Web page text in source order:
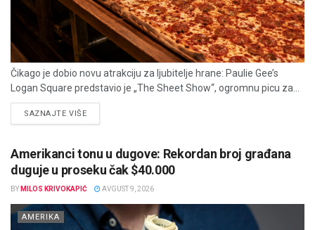
Čikago je dobio novu atrakciju za ljubitelje hrane: Paulie Gee’s
Logan Square predstavio je „The Sheet Show“, ogromnu picu za...
SAZNAJTE VIŠEDETAILS
Amerikanci tonu u dugove: Rekordan broj građana
duguje u proseku čak $40.000
BY MILOS KRIVOKAPIĆ AVGUST 9, 2026
AMERIKA